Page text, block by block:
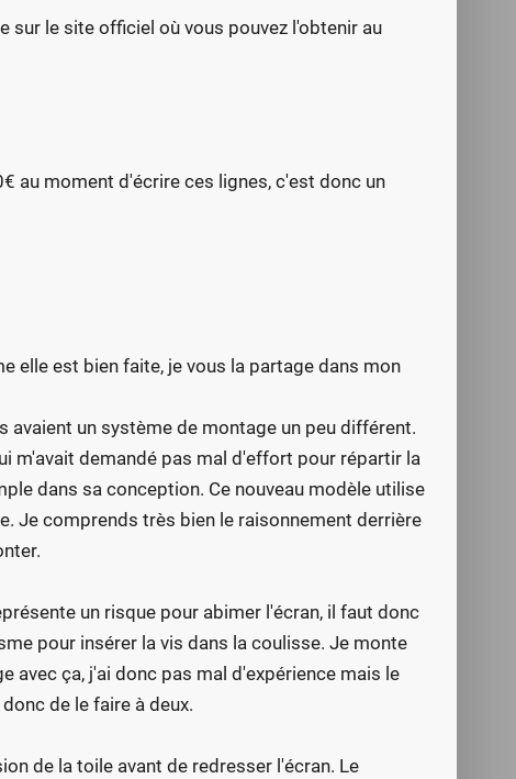
sur le site officiel où vous pouvez l'obtenir au
au moment d'écrire ces lignes, c'est donc un
elle est bien faite, je vous la partage dans mon
avaient un système de montage un peu différent.
m'avait demandé pas mal d'effort pour répartir la
dans sa conception. Ce nouveau modèle utilise
Je comprends très bien le raisonnement derrière
un risque pour abimer l'écran, il faut donc
pour insérer la vis dans la coulisse. Je monte
avec ça, j'ai donc pas mal d'expérience mais le
de le faire à deux.
de la toile avant de redresser l'écran. Le